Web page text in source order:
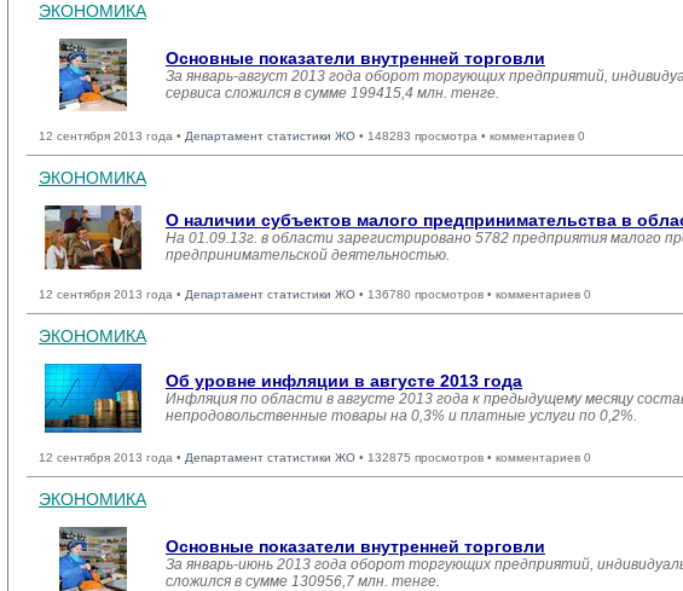
ЭКОНОМИКА
Основные показатели внутренней торговли
За январь-август 2013 года оборот торгующих предприятий,
сервиса сложился в сумме 199415,4 млн. тенге.
12 сентября 2013 года • Департамент статистики ЖО • 148283 просмотра • комментариев 0
ЭКОНОМИКА
О наличии субъектов малого предпринимательства в
На 01.09.13г. в области зарегистрировано 5782 предприятия малого
предпринимательской деятельностью.
12 сентября 2013 года • Департамент статистики ЖО • 136780 просмотров • комментариев 0
ЭКОНОМИКА
Об уровне инфляции в августе 2013 года
Инфляция по области в августе 2013 года к предыдущему месяцу
непродовольственные товары на 0,3% и платные услуги по 0,2%.
12 сентября 2013 года • Департамент статистики ЖО • 132875 просмотров • комментариев 0
ЭКОНОМИКА
Основные показатели внутренней торговли
За январь-июнь 2013 года оборот торгующих предприятий,
сложился в сумме 130956,7 млн. тенге.